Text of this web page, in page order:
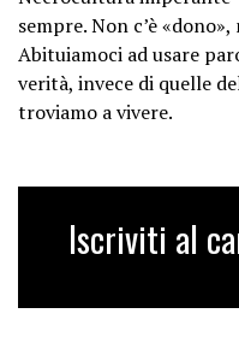
sempre. Non c’è
Abituiamoci ad usare
verità, invece di quelle
troviamo a vivere.
Iscriviti al